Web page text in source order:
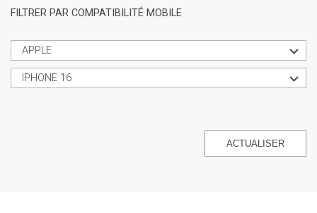
FILTRER PAR COMPATIBILITÉ MOBILE
APPLE
IPHONE 16
ACTUALISER